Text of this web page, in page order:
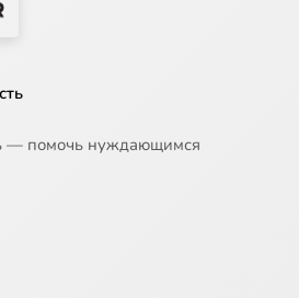
— помочь нуждающимся